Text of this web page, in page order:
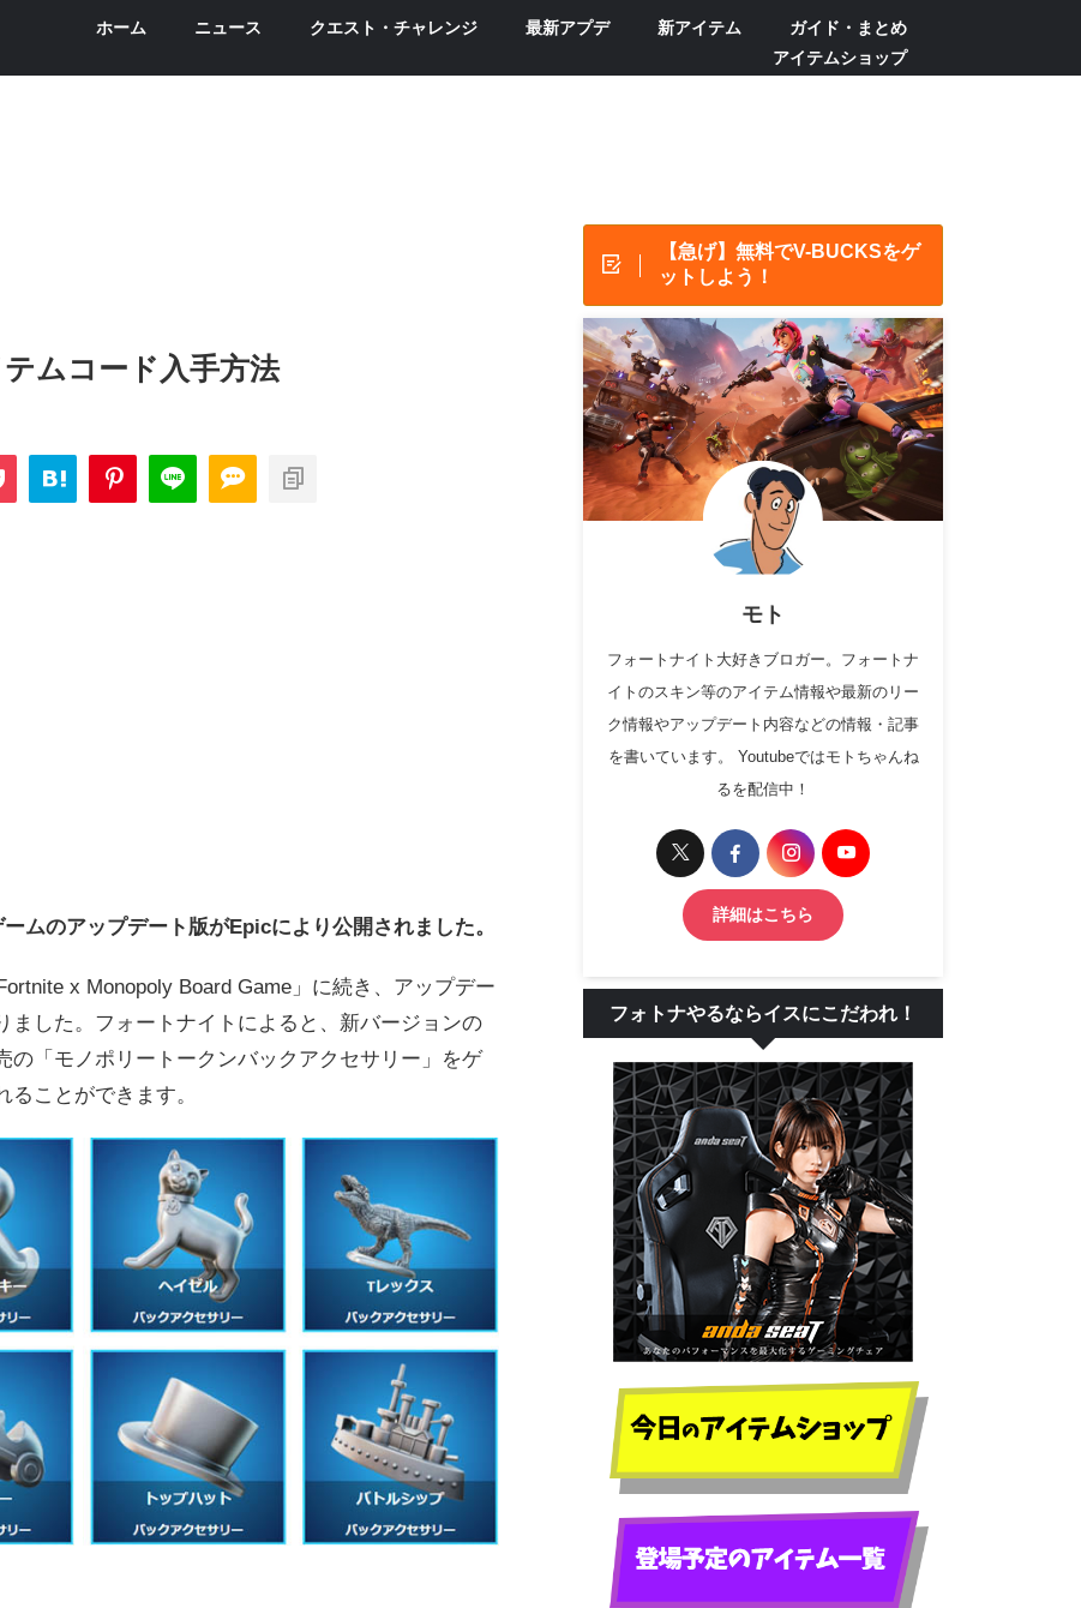
ホーム ニュース クエスト・チャレンジ 最新アプデ 新アイテム
ガイド・まとめ
アイテムショップ
ムコード入手方法
ムのアップデート版がEpicにより公開されました。
x Monopoly Board Game」に続き、アップデー
ました。フォートナイトによると、新バージョンの
の「モノポリートークンバックアクセサリー」をゲ
ことができます。
【急げ】無料でV-BUCKSをゲ
ットしよう！
モト
フォートナイト大好きブロガー。フォートナ
イトのスキン等のアイテム情報や最新のリー
ク情報やアップデート内容などの情報・記事
を書いています。 Youtubeではモトちゃんね
るを配信中！
詳細はこちら
フォトナやるならイスにこだわれ！